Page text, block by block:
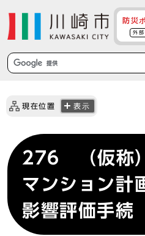
防災
外部
現在位置 表示
276 （仮称
マンション計
影響評価手続